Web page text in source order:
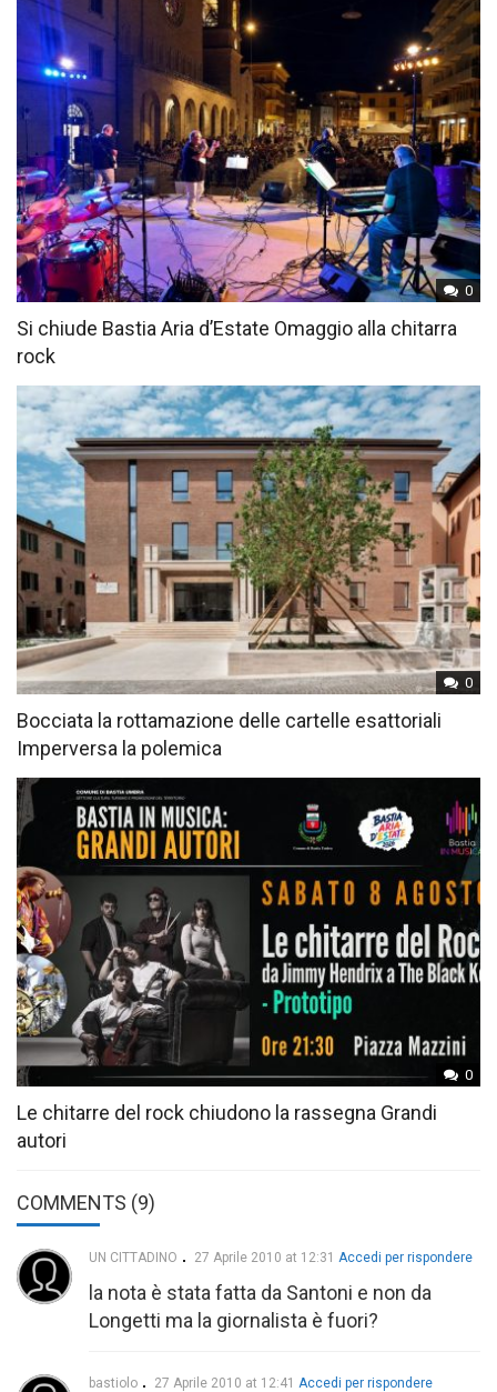
0
Si chiude Bastia Aria d’Estate Omaggio alla chitarra
rock
0
Bocciata la rottamazione delle cartelle esattoriali
Imperversa la polemica
0
Le chitarre del rock chiudono la rassegna Grandi
autori
COMMENTS (9)
UN CITTADINO 27 Aprile 2010 at 12:31 Accedi per rispondere
la nota è stata fatta da Santoni e non da
Longetti ma la giornalista è fuori?
bastiolo 27 Aprile 2010 at 12:41 Accedi per rispondere